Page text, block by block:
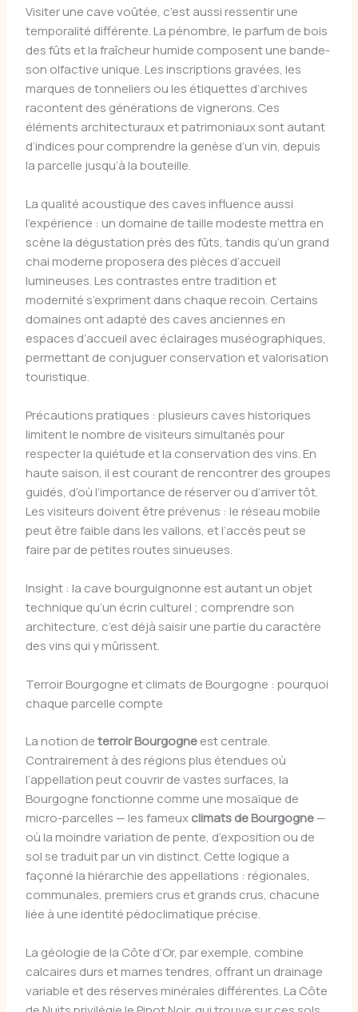
Visiter une cave voûtée, c’est aussi ressentir une
temporalité différente. La pénombre, le parfum de bois
des fûts et la fraîcheur humide composent une bande-
son olfactive unique. Les inscriptions gravées, les
marques de tonneliers ou les étiquettes d’archives
racontent des générations de vignerons. Ces
éléments architecturaux et patrimoniaux sont autant
d’indices pour comprendre la genèse d’un vin, depuis
la parcelle jusqu’à la bouteille.
La qualité acoustique des caves influence aussi
l’expérience : un domaine de taille modeste mettra en
scène la dégustation près des fûts, tandis qu’un grand
chai moderne proposera des pièces d’accueil
lumineuses. Les contrastes entre tradition et
modernité s’expriment dans chaque recoin. Certains
domaines ont adapté des caves anciennes en
espaces d’accueil avec éclairages muséographiques,
permettant de conjuguer conservation et valorisation
touristique.
Précautions pratiques : plusieurs caves historiques
limitent le nombre de visiteurs simultanés pour
respecter la quiétude et la conservation des vins. En
haute saison, il est courant de rencontrer des groupes
guidés, d’où l’importance de réserver ou d’arriver tôt.
Les visiteurs doivent être prévenus : le réseau mobile
peut être faible dans les vallons, et l’accès peut se
faire par de petites routes sinueuses.
Insight : la cave bourguignonne est autant un objet
technique qu’un écrin culturel ; comprendre son
architecture, c’est déjà saisir une partie du caractère
des vins qui y mûrissent.
Terroir Bourgogne et climats de Bourgogne : pourquoi
chaque parcelle compte
La notion deterroir Bourgogneest centrale.
Contrairement à des régions plus étendues où
l’appellation peut couvrir de vastes surfaces, la
Bourgogne fonctionne comme une mosaïque de
micro-parcelles — les fameuxclimats de Bourgogne—
où la moindre variation de pente, d’exposition ou de
sol se traduit par un vin distinct. Cette logique a
façonné la hiérarchie des appellations : régionales,
communales, premiers crus et grands crus, chacune
liée à une identité pédoclimatique précise.
La géologie de la Côte d’Or, par exemple, combine
calcaires durs et marnes tendres, offrant un drainage
variable et des réserves minérales différentes. La Côte